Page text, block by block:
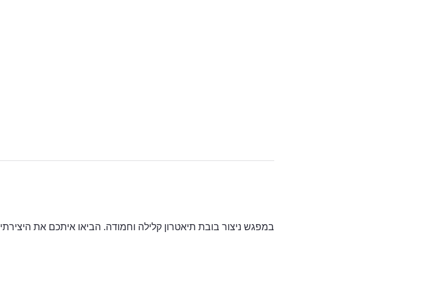
במפגש ניצור בובת תיאטרון קלילה וחמודה. הביאו איתכם את